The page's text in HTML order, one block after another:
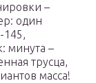
–
один
145,
минута –
трусца,
масса!